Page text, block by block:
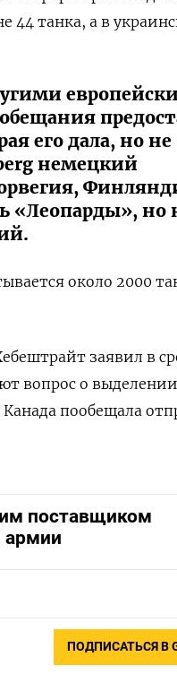
44 танка, а в
его дала, но не
немецкий
«Леопарды», но
около 2000
заявил в
вопрос о выделении
пообещала
поставщиком
армии
ПОДПИСАТЬСЯ В